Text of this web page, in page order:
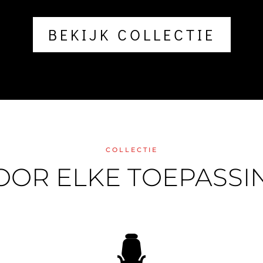
BEKIJK COLLECTIE
COLLECTIE
ELKE